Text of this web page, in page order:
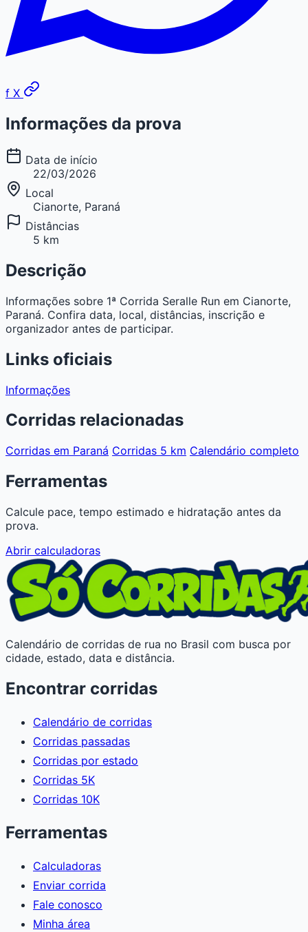
f X
Informações da prova
Data de início
22/03/2026
Local
Cianorte, Paraná
Distâncias
5 km
Descrição
Informações sobre 1ª Corrida Seralle Run em Cianorte,
Paraná. Confira data, local, distâncias, inscrição e
organizador antes de participar.
Links oficiais
Informações
Corridas relacionadas
Corridas em Paraná Corridas 5 km Calendário completo
Ferramentas
Calcule pace, tempo estimado e hidratação antes da
prova.
Abrir calculadoras
Calendário de corridas de rua no Brasil com busca por
cidade, estado, data e distância.
Encontrar corridas
Calendário de corridas
Corridas passadas
Corridas por estado
Corridas 5K
Corridas 10K
Ferramentas
Calculadoras
Enviar corrida
Fale conosco
Minha área